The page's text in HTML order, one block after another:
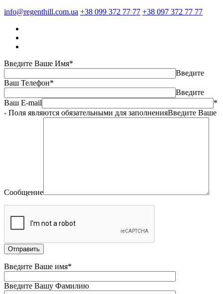
info@regenthill.com.ua +38 099 372 77 77 +38 097 372 77 77
Введите Ваше Имя*
Введите
Ваш Телефон*
Введите
Ваш E-mail
*
- Поля являются обязательными для заполненияВведите Ваше
Сообщение
Введите Ваше имя*
Введите Вашу Фамилию